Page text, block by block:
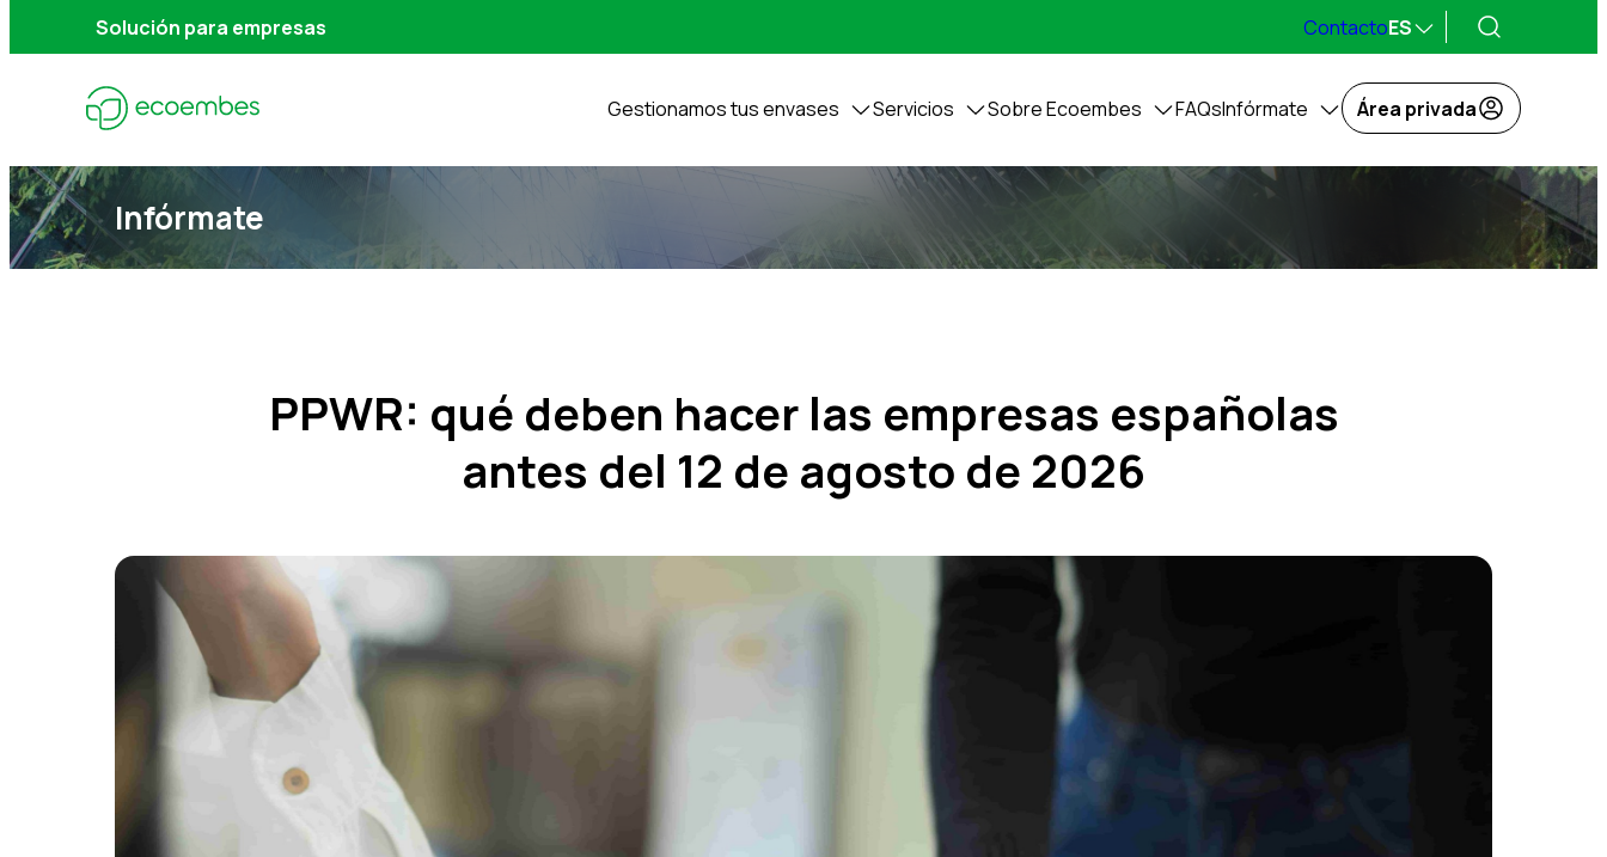
Solución para empresas ContactoES
Gestionamos tus envases Servicios Sobre Ecoembes FAQsInfórmate Área privada
Infórmate
PPWR: qué deben hacer las empresas españolas
antes del 12 de agosto de 2026